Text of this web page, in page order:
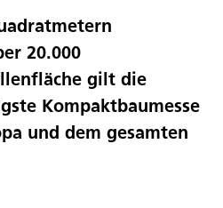
20.000
gilt die
Kompaktbaumesse
und dem gesamten